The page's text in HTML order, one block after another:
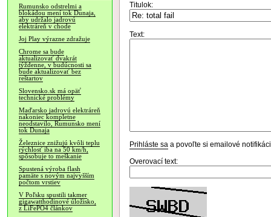
Rumunsko odstrelmi a
blokádou mení tok Dunaja,
aby udržalo jadrovú
elektráreň v chode
Joj Play výrazne zdražuje
Chrome sa bude
aktualizovať dvakrát
týždenne, v budúcnosti sa
bude aktualizovať bez
reštartov
Slovensko.sk má opäť
technické problémy
Maďarsko jadrovú elektráreň
nakoniec kompletne
neodstavilo, Rumunsko mení
tok Dunaja
Železnice znižujú kvôli teplu
rýchlosť iba na 50 km/h,
spôsobuje to meškanie
Spustená výroba flash
pamäte s novým najvyšším
počtom vrstiev
V Poľsku spustili takmer
gigawatthodinové úložisko,
z LiFePO4 článkov
Titulok:
Text:
Prihláste sa a povoľte si emailové
Overovací text: